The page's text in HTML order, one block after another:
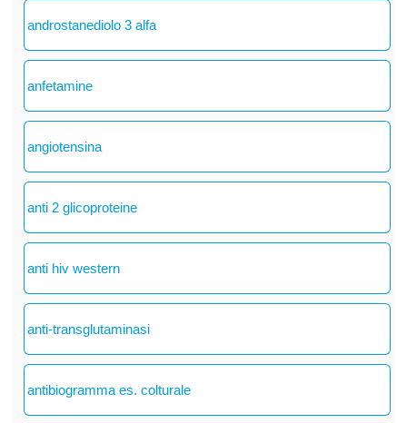
androstanediolo 3 alfa
anfetamine
angiotensina
anti 2 glicoproteine
anti hiv western
anti-transglutaminasi
antibiogramma es. colturale